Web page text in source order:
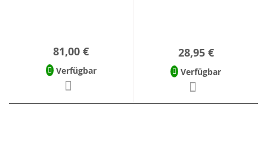
81,00 €
Verfügbar
28,95 €
Verfügbar